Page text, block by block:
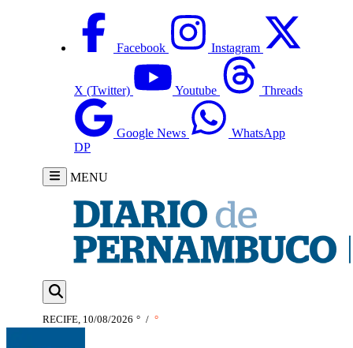
Facebook Instagram
X (Twitter) Youtube Threads
Google News
WhatsApp
DP
MENU
RECIFE, 10/08/2026 ° / °